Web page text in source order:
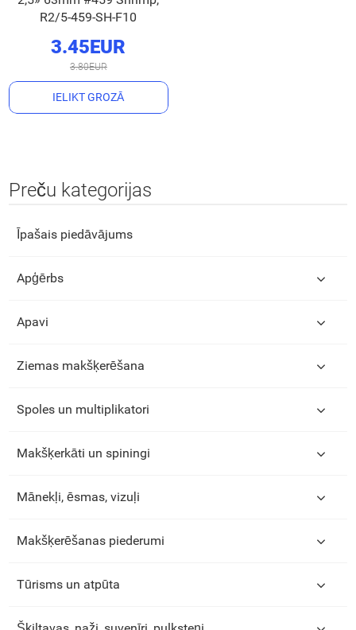
R2/5-459-SH-F10
3.45EUR
3.80EUR
IELIKT GROZĀ
Preču kategorijas
Īpašais piedāvājums
Apģērbs
Apavi
Ziemas makšķerēšana
Spoles un multiplikatori
Makšķerkāti un spiningi
Mānekļi, ēsmas, vizuļi
Makšķerēšanas piederumi
Tūrisms un atpūta